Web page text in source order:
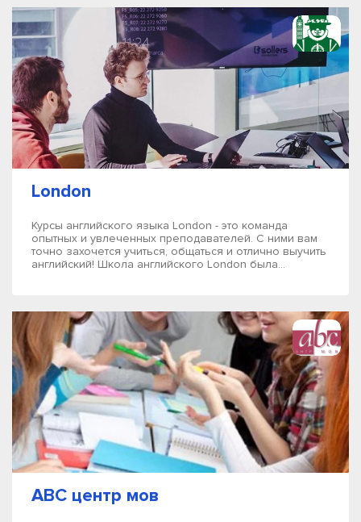
London
Курсы английского языка London - это команда
опытных и увлеченных преподавателей. С ними вам
точно захочется учиться, общаться и отлично выучить
английский! Школа английского London была...
ABC центр мов